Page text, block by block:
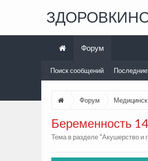
Форум
Беременность
Тема в разделе "Акушерство и
Форум
Поиск сообщений